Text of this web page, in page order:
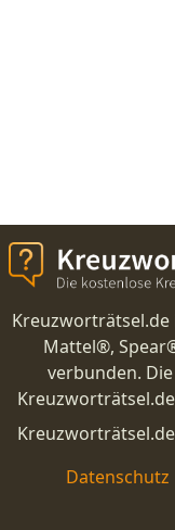
Kreuzworträtsel.de
Mattel®,
verbunden.
Datenschutz